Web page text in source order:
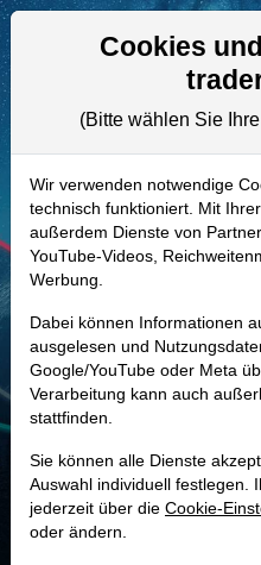
812972 | CVCO–
Aktie
Realtime-Aktienkurs:
- - -
-
Marktkapitalisierung
Unternehmenswert
Umsatz
Cookies
(Bitte wählen Sie
Wir verwenden notwendige
technisch funktioniert. Mit
außerdem Dienste von
YouTube-Videos,
Werbung.
Dabei können Informationen
ausgelesen und
Google/YouTube oder Meta
Verarbeitung kann auch
stattfinden.
Sie können alle Dienste
Auswahl individuell festlegen.
jederzeit über die Cookie-
oder ändern.